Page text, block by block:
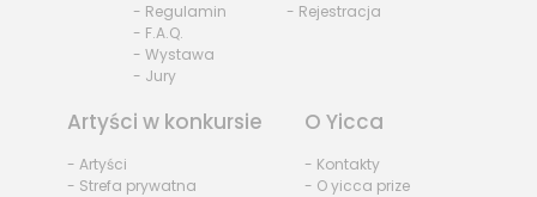
- Regulamin
- F.A.Q.
- Wystawa
- Jury
- Rejestracja
Artyści w konkursie
- Artyści
- Strefa prywatna
O Yicca
- Kontakty
- O yicca prize